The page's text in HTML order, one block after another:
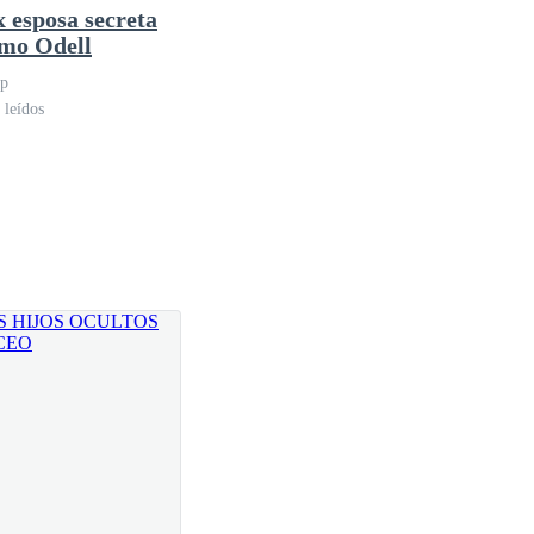
solo porque usted crea que debo disculparme
y luego los arrepentimientos.
esposa secreta
Odell
leídos